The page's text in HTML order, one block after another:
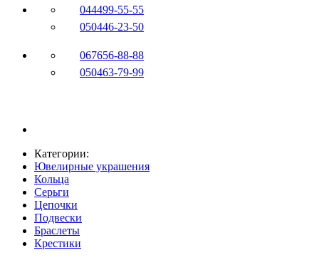
044499-55-55
050446-23-50
067656-88-88
050463-79-99
Категории:
Ювелирные украшения
Кольца
Серьги
Цепочки
Подвески
Браслеты
Крестики